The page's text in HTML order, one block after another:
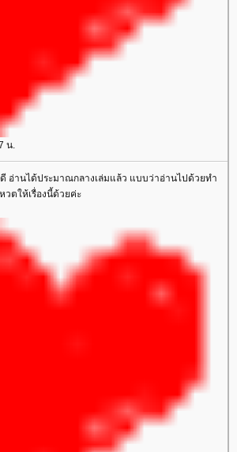
น.
ดี อ่านได้ประมาณกลางเล่มแล้ว แบบว่าอ่านไปด้วยทำ
วตให้เรื่องนี้ด้วยค่ะ